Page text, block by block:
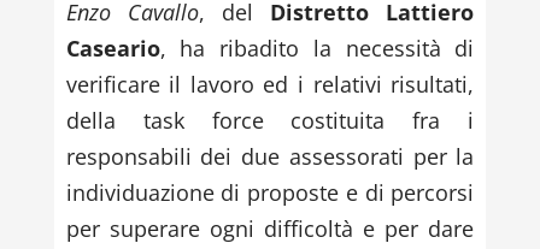
Enzo Cavallo, del Distretto Lattiero
Caseario, ha ribadito la necessità di
verificare il lavoro ed i relativi risultati,
della task force costituita fra i
responsabili dei due assessorati per la
individuazione di proposte e di percorsi
per superare ogni difficoltà e per dare